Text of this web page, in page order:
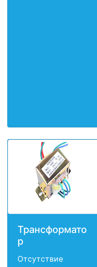
Трансформато
р
Отсутствие